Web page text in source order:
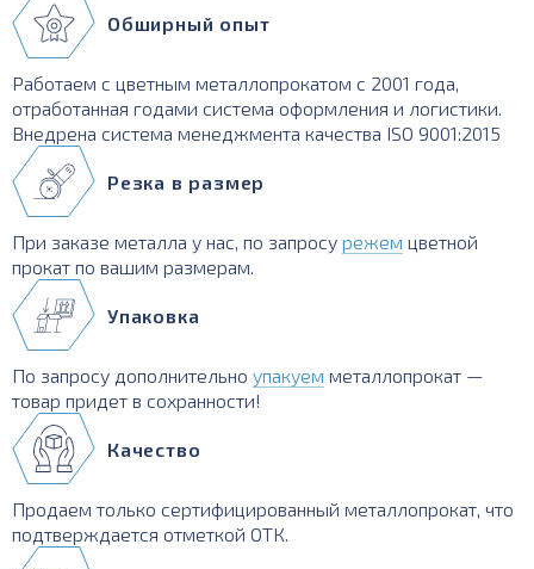
Обширный опыт
Работаем с цветным металлопрокатом с 2001 года,
отработанная годами система оформления и логистики.
Внедрена система менеджмента качества ISO 9001:2015
Резка в размер
При заказе металла у нас, по запросу режем цветной
прокат по вашим размерам.
Упаковка
По запросу дополнительно упакуем металлопрокат —
товар придет в сохранности!
Качество
Продаем только сертифицированный металлопрокат, что
подтверждается отметкой ОТК.